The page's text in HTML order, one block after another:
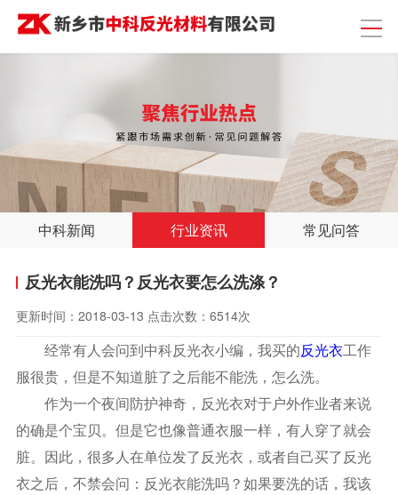
中科新闻 行业资讯 常见问答
反光衣能洗吗？反光衣要怎么洗涤？
更新时间： 2018-03-13 点击次数： 6514次
经常有人会问到中科反光衣小编，我买的反光衣工作
服很贵，但是不知道脏了之后能不能洗，怎么洗。
作为一个夜间防护神奇，反光衣对于户外作业者来说
的确是个宝贝。但是它也像普通衣服一样，有人穿了就会
脏。因此，很多人在单位发了反光衣，或者自己买了反光
衣之后，不禁会问：反光衣能洗吗？如果要洗的话，我该